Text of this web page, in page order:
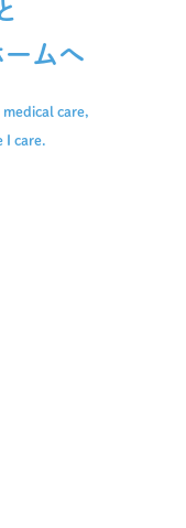
ムへ
care,
I care.